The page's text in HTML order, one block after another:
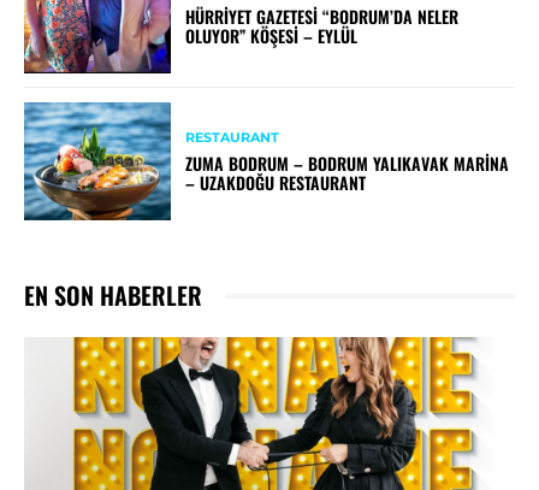
HÜRRIYET GAZETESI “BODRUM’DA NELER
OLUYOR” KÖŞESI – EYLÜL
RESTAURANT
ZUMA BODRUM – BODRUM YALIKAVAK MARINA
– UZAKDOĞU RESTAURANT
EN SON HABERLER